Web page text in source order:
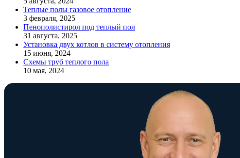
Теплые полы газовое отопление
3 февраля, 2025
Пенополистирол под теплый пол
31 августа, 2025
Установка двух котлов в систему отопления
15 июня, 2024
Схемы труб теплого пола
10 мая, 2024